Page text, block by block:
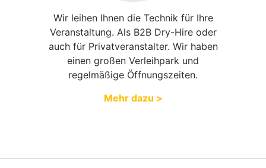
Wir leihen Ihnen die Technik für Ihre
Veranstaltung. Als B2B Dry-Hire oder
auch für Privatveranstalter. Wir haben
einen großen Verleihpark und
regelmäßige Öffnungszeiten.
Mehr dazu >